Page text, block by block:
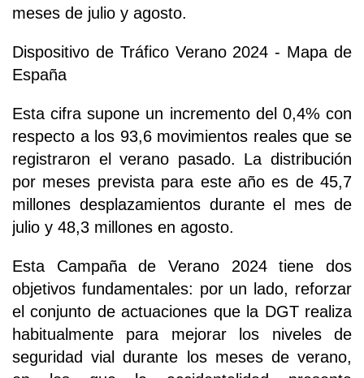
meses de julio y agosto.
Dispositivo de Tráfico Verano 2024 - Mapa de
España
Esta cifra supone un incremento del 0,4% con
respecto a los 93,6 movimientos reales que se
registraron el verano pasado. La distribución
por meses prevista para este año es de 45,7
millones desplazamientos durante el mes de
julio y 48,3 millones en agosto.
Esta Campaña de Verano 2024 tiene dos
objetivos fundamentales: por un lado, reforzar
el conjunto de actuaciones que la DGT realiza
habitualmente para mejorar los niveles de
seguridad vial durante los meses de verano,